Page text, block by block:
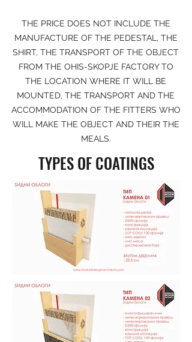
THE PRICE DOES NOT INCLUDE THE
MANUFACTURE OF THE PEDESTAL, THE
SHIRT, THE TRANSPORT OF THE OBJECT
FROM THE OHIS-SKOPJE FACTORY TO
THE LOCATION WHERE IT WILL BE
MOUNTED, THE TRANSPORT AND THE
ACCOMMODATION OF THE FITTERS WHO
WILL MAKE THE OBJECT AND THEIR THE
MEALS.
TYPES OF COATINGS